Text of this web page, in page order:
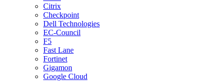
Citrix
Checkpoint
Dell Technologies
EC-Council
F5
Fast Lane
Fortinet
Gigamon
Google Cloud